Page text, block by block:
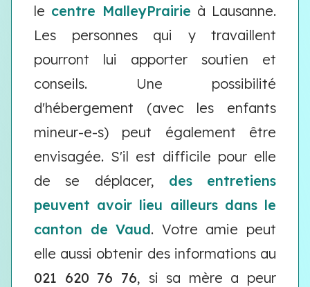
le centre MalleyPrairie à Lausanne.
Les personnes qui y travaillent
pourront lui apporter soutien et
conseils. Une possibilité
d'hébergement (avec les enfants
mineur-e-s) peut également être
envisagée. S'il est difficile pour elle
de se déplacer, des entretiens
peuvent avoir lieu ailleurs dans le
canton de Vaud. Votre amie peut
elle aussi obtenir des informations au
021 620 76 76, si sa mère a peur